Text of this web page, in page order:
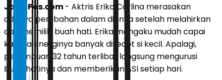
JawaPos.com- Aktris Erika Carlina merasakan
adanya perubahan dalam dirinya setelah melahirkan
dan memiliki buah hati. Erika mengaku mudah capai
karena energinya banyak disedot si kecil. Apalagi,
perempuan 32 tahun terlibat langsung mengurusi
buah hatinya dan memberikan ASI setiap hari.